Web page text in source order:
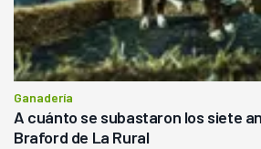
Ganadería
A cuánto se subastaron los siete
Braford de La Rural